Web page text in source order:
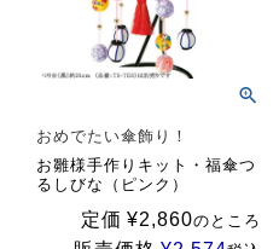
おめでたい傘飾り！
お雛様手作りキット・福傘つ
るしびな（ピンク）
定価 ¥2,860のところ